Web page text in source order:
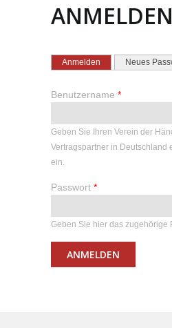
ANMELDEN
HAUPT-
Anmelden (aktiver Reiter)
Neues
Benutzername *
Geben Sie Ihren Verein der
Vertragspartner in Deutschland
ein.
Passwort *
Geben Sie hier das zugehörige